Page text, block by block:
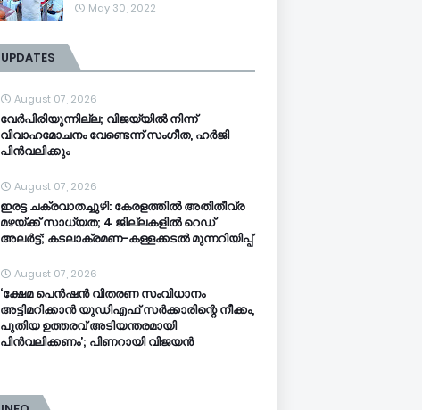
May 30, 2022
UPDATES
August 07, 2026
വേർപിരിയുന്നില്ല; വിജയ്‍യിൽ നിന്ന്
വിവാഹമോചനം വേണ്ടെന്ന് സംഗീത, ഹർജി
പിൻവലിക്കും
August 07, 2026
ഇരട്ട ചക്രവാതച്ചുഴി: കേരളത്തിൽ അതിതീവ്ര
മഴയ്ക്ക് സാധ്യത; 4 ജില്ലകളിൽ റെഡ്
അലർട്ട്; കടലാക്രമണ-കള്ളക്കടൽ മുന്നറിയിപ്പ്
August 07, 2026
‘ക്ഷേമ പെൻഷൻ വിതരണ സംവിധാനം
അട്ടിമറിക്കാൻ യുഡിഎഫ് സർക്കാരിന്റെ നീക്കം,
പുതിയ ഉത്തരവ് അടിയന്തരമായി
പിൻവലിക്കണം’; പിണറായി വിജയൻ